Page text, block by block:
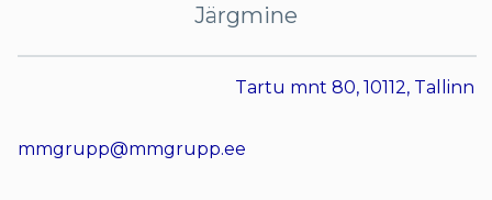
Järgmine
Tartu mnt 80, 10112, Tallinn
mmgrupp@mmgrupp.ee